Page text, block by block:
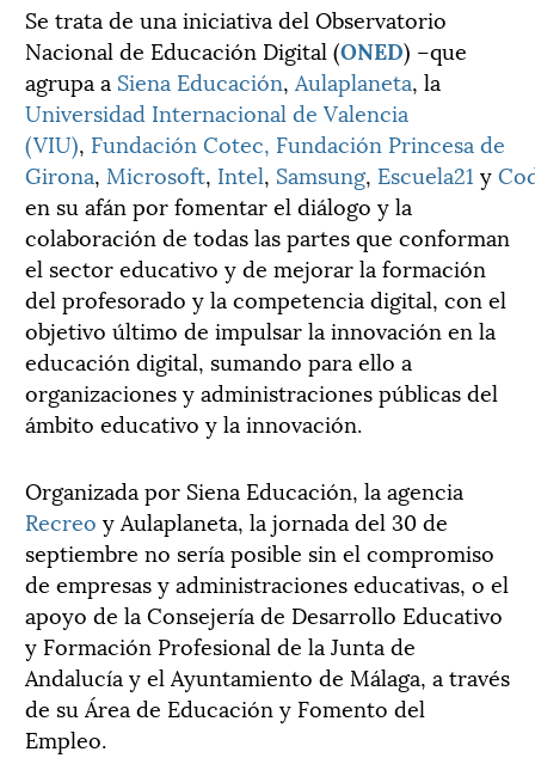
Se trata de una iniciativa del Observatorio
Nacional de Educación Digital (ONED) –que
agrupa a Siena Educación, Aulaplaneta, la
Universidad Internacional de Valencia
(VIU), Fundación Cotec, Fundación Princesa de
Girona, Microsoft, Intel, Samsung, Escuela21 y
en su afán por fomentar el diálogo y la
colaboración de todas las partes que conforman
el sector educativo y de mejorar la formación
del profesorado y la competencia digital, con el
objetivo último de impulsar la innovación en la
educación digital, sumando para ello a
organizaciones y administraciones públicas del
ámbito educativo y la innovación.
Organizada por Siena Educación, la agencia
Recreo y Aulaplaneta, la jornada del 30 de
septiembre no sería posible sin el compromiso
de empresas y administraciones educativas, o el
apoyo de la Consejería de Desarrollo Educativo
y Formación Profesional de la Junta de
Andalucía y el Ayuntamiento de Málaga, a través
de su Área de Educación y Fomento del
Empleo.